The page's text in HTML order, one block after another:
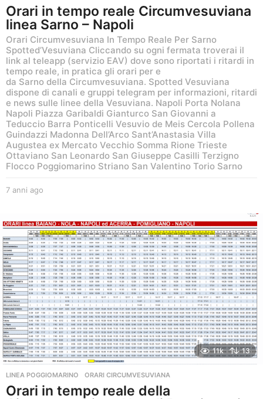
Orari in tempo reale Circumvesuviana
linea Sarno – Napoli
Orari Circumvesuviana In Tempo Reale Per Sarno​
Spotted’Vesuviana Cliccando su ogni fermata troverai il
link al teleapp (servizio EAV) dove sono riportati i ritardi in
tempo reale, in pratica gli orari per e
da Sarno della Circumvesuviana. Spotted Vesuviana
dispone di canali e gruppi telegram per informazioni, ritardi
e news sulle linee della Vesuviana. Napoli Porta Nolana
Napoli Piazza Garibaldi Gianturco San Giovanni a
Teduccio Barra Ponticelli Vesuvio de Meis Cercola Pollena
Guindazzi Madonna Dell’Arco Sant’Anastasia Villa
Augustea ex Mercato Vecchio Somma Rione Trieste
Ottaviano San Leonardo San Giuseppe Casilli Terzigno
Flocco Poggiomarino Striano San Valentino Torio Sarno
7 anni ago
n
i
a
g
o
11k 13
LINEA POGGIOMARINO ,ORARI CIRCUMVESUVIANA
Orari in tempo reale della